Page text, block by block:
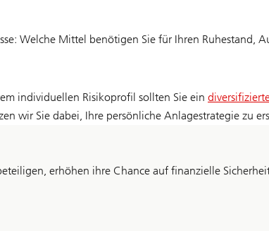
Welche Mittel benötigen Sie für Ihren Ruhestand,
individuellen Risikoprofil sollten Sie ein
wir Sie dabei, Ihre persönliche Anlagestrategie zu
erhöhen ihre Chance auf finanzielle